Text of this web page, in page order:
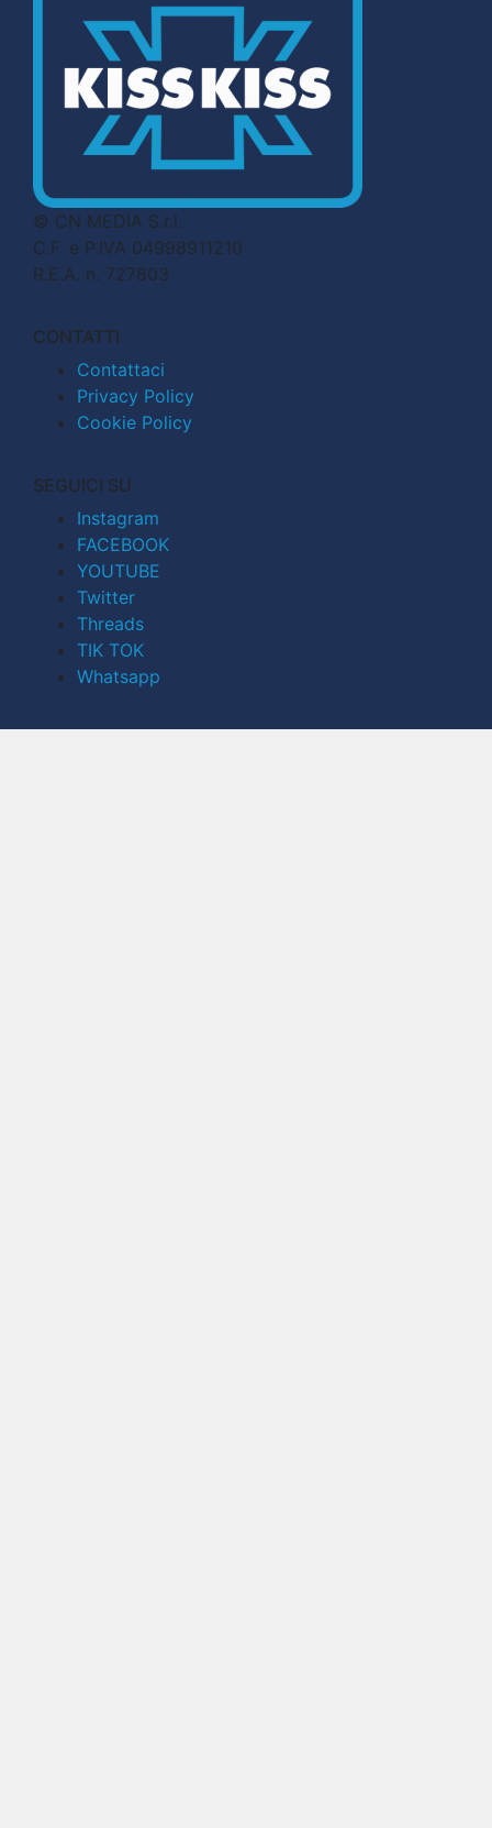
© CN MEDIA S.r.l.
C.F. e P.IVA 04998911210
R.E.A. n. 727803
CONTATTI
Contattaci
Privacy Policy
Cookie Policy
SEGUICI SU
Instagram
FACEBOOK
YOUTUBE
Twitter
Threads
TIK TOK
Whatsapp